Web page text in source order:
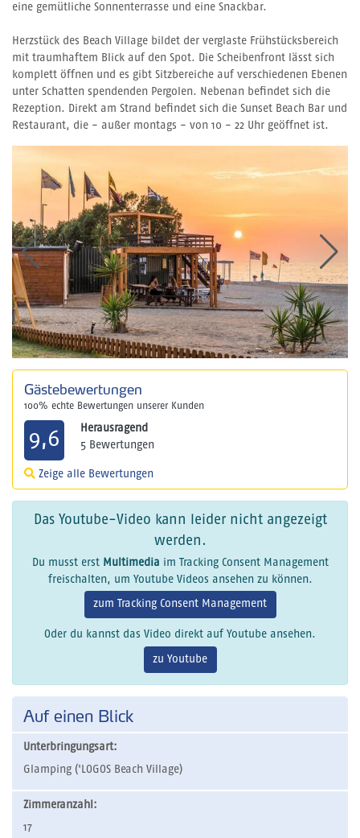
eine gemütliche Sonnenterrasse und eine Snackbar.
Herzstück des Beach Village bildet der verglaste Frühstücksbereich
mit traumhaftem Blick auf den Spot. Die Scheibenfront lässt sich
komplett öffnen und es gibt Sitzbereiche auf verschiedenen Ebenen
unter Schatten spendenden Pergolen. Nebenan befindet sich die
Rezeption. Direkt am Strand befindet sich die Sunset Beach Bar und
Restaurant, die - außer montags - von 10 - 22 Uhr geöffnet ist.
Gästebewertungen
100% echte Bewertungen unserer Kunden
9,6
Herausragend
5 Bewertungen
Zeige alle Bewertungen
Das Youtube-Video kann leider nicht angezeigt
werden.
Du musst erst Multimedia im Tracking Consent Management
freischalten, um Youtube Videos ansehen zu können.
zum Tracking Consent Management
Oder du kannst das Video direkt auf Youtube ansehen.
zu Youtube
Auf einen Blick
Unterbringungsart:
Glamping ('LOGOS Beach Village)
Zimmeranzahl:
17